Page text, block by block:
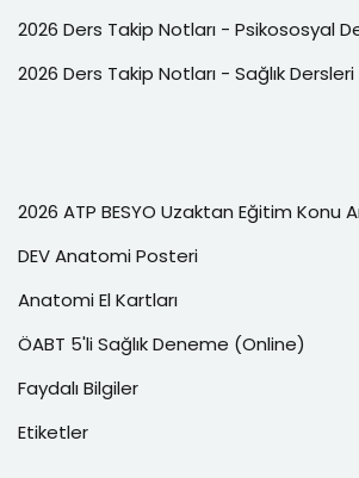
2026 Ders Takip Notları - Psikososyal
2026 Ders Takip Notları - Sağlık
2026 ATP BESYO Uzaktan Eğitim Konu
DEV Anatomi Posteri
Anatomi El Kartları
ÖABT 5'li Sağlık Deneme (Online)
Faydalı Bilgiler
Etiketler